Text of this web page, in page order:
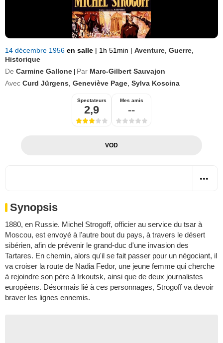
14 décembre 1956 en salle | 1h 51min | Aventure Guerre
Historique
De Carmine Gallone Par Marc-Gilbert Sauvajon
Avec Curd Jürgens Geneviève Page Sylva Koscina
Spectateurs
2,9
Mes amis
--
VOD
Synopsis
1880, en Russie. Michel Strogoff, officier au service du tsar à
Moscou, est envoyé à l'autre bout du pays, à travers le désert
sibérien, afin de prévenir le grand-duc d'une invasion des
Tartares. En chemin, alors qu'il se fait passer pour un négociant, il
va croiser la route de Nadia Fedor, une jeune femme qui cherche
à rejoindre son père à Irkoutsk, ainsi que de deux journalistes
européens. Désormais lié à ces personnages, Strogoff va devoir
braver les lignes ennemis.